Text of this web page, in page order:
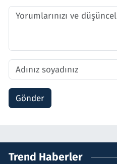
Gönder
Trend Haberler